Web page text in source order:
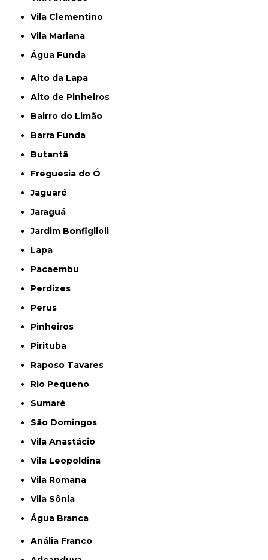
Vila Clementino
Vila Mariana
Água Funda
Alto da Lapa
Alto de Pinheiros
Bairro do Limão
Barra Funda
Butantã
Freguesia do Ó
Jaguaré
Jaraguá
Jardim Bonfiglioli
Lapa
Pacaembu
Perdizes
Perus
Pinheiros
Pirituba
Raposo Tavares
Rio Pequeno
Sumaré
São Domingos
Vila Anastácio
Vila Leopoldina
Vila Romana
Vila Sônia
Água Branca
Anália Franco